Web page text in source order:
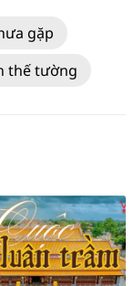
gặp
thế tường